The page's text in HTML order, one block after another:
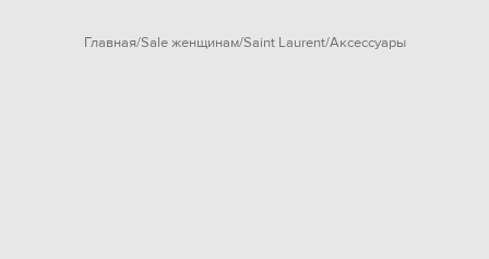
Главная Sale женщинам Saint Laurent Аксессуары